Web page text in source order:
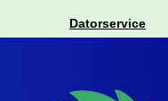
Datorservice